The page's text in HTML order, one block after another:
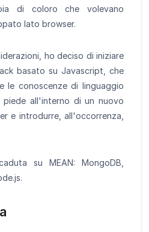
di coloro che volevano
lato browser.
ho deciso di iniziare
basato su Javascript, che
le conoscenze di linguaggio
all'interno di un nuovo
e introdurre, all'occorrenza,
su MEAN: MongoDB,